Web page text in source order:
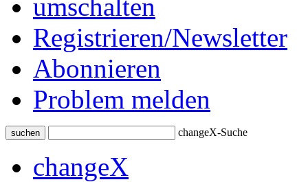
Registrieren/Newsletter
Abonnieren
Problem melden
suchen changeX-Suche
changeX